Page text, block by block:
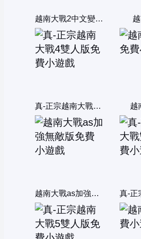
越南大戰2中文變態版
真-正宗越南大戰4雙人版 越
越南大戰as加強無敵版